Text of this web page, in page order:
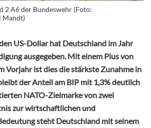
2 A6 der Bundeswehr (Foto:
Mandt)
US-Dollar hat Deutschland im Jahr
ausgegeben. Mit einem Plus von
Vorjahr ist dies die stärkste Zunahme in
der Anteil am BIP mit 1,3% deutlich
NATO-Zielmarke von zwei
zur wirtschaftlichen und
steht Deutschland mit seinem